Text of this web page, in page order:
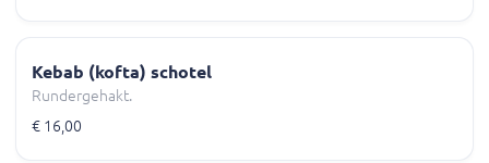
Kebab (kofta) schotel
Rundergehakt.
€ 16,00